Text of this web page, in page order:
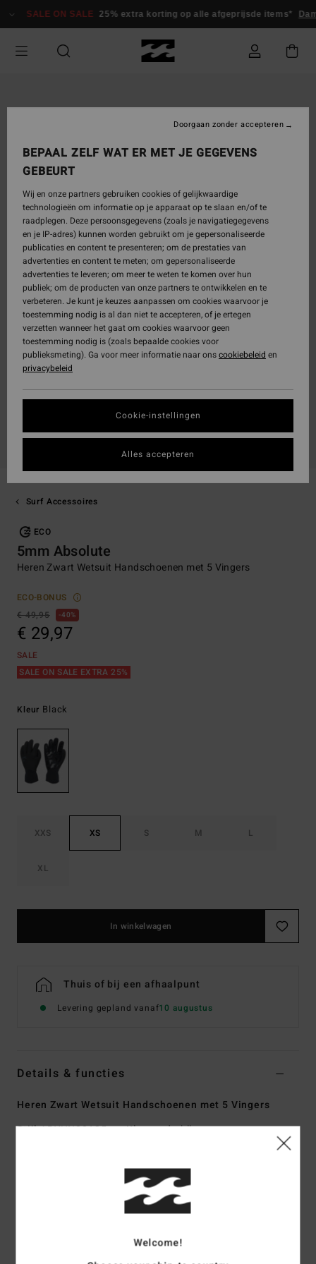
naar
SALE ON SALE 25% extra korting op alle afgeprijsde items*
Surf Accessoires
ECO
5mm Absolute
Heren Zwart Wetsuit Handschoenen met 5 Vingers
ECO-BONUS
€ 49,95
40%
€ 29,97
SALE
SALE ON SALE EXTRA 25%
Kleur Black
XXS XS S M L
XL
In winkelwagen
Thuis of bij een afhaalpunt
Levering gepland vanaf10 augustus
Details & functies
Heren Zwart Wetsuit Handschoenen met 5 Vingers
StijlABYHN00125 Kleurcodeblk
Wetsuit Accessories-collectie
PRO STRETCH - zachter, lichter, 100% gerecyclede
Silicone Stretch aan de binnenkant
Welcome!
BEPAAL ZELF WAT ER MET JE GEGEVENS
GEBEURT
Wij en onze partners gebruiken cookies of gelijkwaardige
technologieën om informatie op je apparaat op te slaan en/of te
raadplegen. Deze persoonsgegevens (zoals je navigatiegegevens
en je IP-adres) kunnen worden gebruikt om je gepersonaliseerde
publicaties en content te presenteren; om de prestaties van
advertenties en content te meten; om gepersonaliseerde
advertenties te leveren; om meer te weten te komen over hun
publiek; om de producten van onze partners te ontwikkelen en te
verbeteren. Je kunt je keuzes aanpassen om cookies waarvoor je
toestemming nodig is al dan niet te accepteren, of je ertegen
verzetten wanneer het gaat om cookies waarvoor geen
toestemming nodig is (zoals bepaalde cookies voor
publieksmeting). Ga voor meer informatie naar onscookiebeleid en
privacybeleid
Cookie-instellingen
Doorgaan zonder accepteren
Alles accepteren